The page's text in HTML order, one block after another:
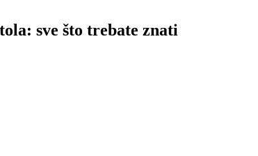
sve što trebate znati